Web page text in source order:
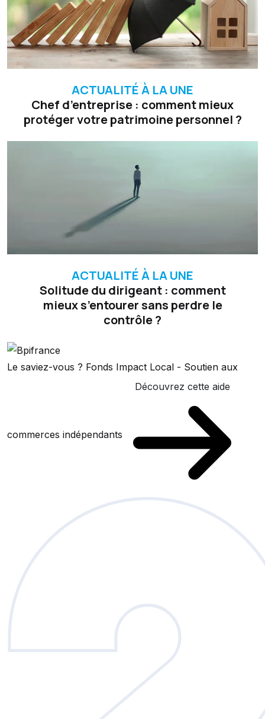
ACTUALITÉ À LA UNE
Chef d’entreprise : comment mieux
protéger votre patrimoine personnel ?
ACTUALITÉ À LA UNE
Solitude du dirigeant : comment
mieux s’entourer sans perdre le
contrôle ?
Le saviez-vous ? Fonds Impact Local - Soutien aux
commerces indépendants
Découvrez cette aide